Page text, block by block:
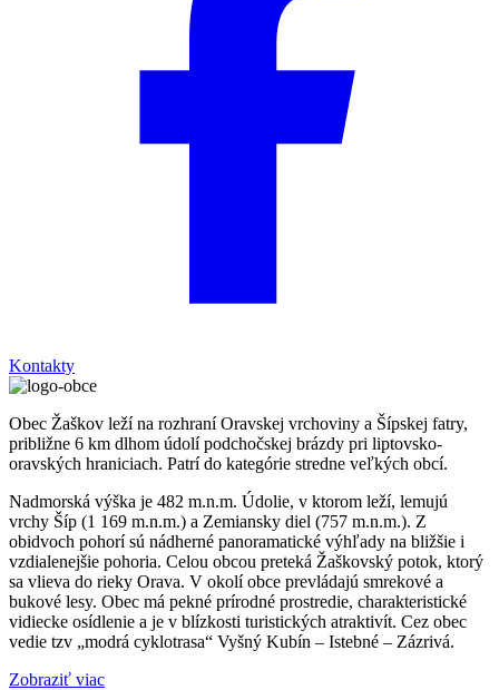
Kontakty
Obec Žaškov leží na rozhraní Oravskej vrchoviny a Šípskej fatry,
približne 6 km dlhom údolí podchočskej brázdy pri liptovsko-
oravských hraniciach. Patrí do kategórie stredne veľkých obcí.
Nadmorská výška je 482 m.n.m. Údolie, v ktorom leží, lemujú
vrchy Šíp (1 169 m.n.m.) a Zemiansky diel (757 m.n.m.). Z
obidvoch pohorí sú nádherné panoramatické výhľady na bližšie i
vzdialenejšie pohoria. Celou obcou preteká Žaškovský potok, ktorý
sa vlieva do rieky Orava. V okolí obce prevládajú smrekové a
bukové lesy. Obec má pekné prírodné prostredie, charakteristické
vidiecke osídlenie a je v blízkosti turistických atraktivít. Cez obec
vedie tzv „modrá cyklotrasa“ Vyšný Kubín – Istebné – Zázrivá.
Zobraziť viac